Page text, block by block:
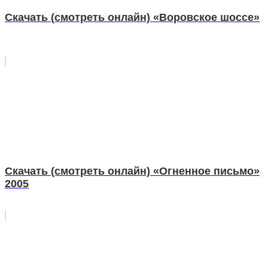
Скачать (смотреть онлайн) «Воровское шоссе»
Скачать (смотреть онлайн) «Огненное письмо»
2005